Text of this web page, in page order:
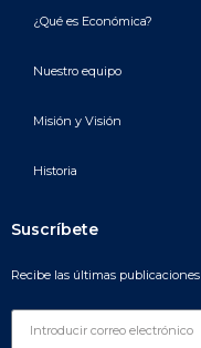
¿Qué es Económica?
Nuestro equipo
Misión y Visión
Historia
Suscríbete
Recibe las últimas publicaciones